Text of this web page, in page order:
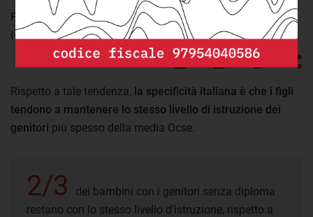
FONTE:
elaborazione openpolis - Con i bambini su dati Istat
(ultimo aggiornamento: giovedì 13 Luglio 2017)
Rispetto a tale tendenza, la specificità italiana è che i figli
tendono a mantenere lo stesso livello di istruzione dei
genitori più spesso della media Ocse.
2/3
dei bambini con i genitori senza diploma
restano con lo stesso livello d’istruzione, rispetto a